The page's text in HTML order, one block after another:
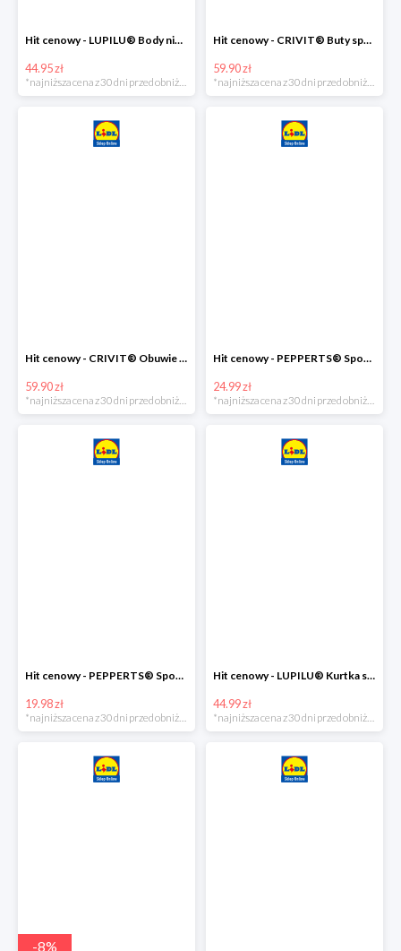
Hit cenowy - LUPILU® Body niemowlęce z biobawełny, z krótkim rękawem, 5 sztuk
44.95 zł
*najniższa cena z 30 dni przed obniżką
Hit cenowy - CRIVIT® Buty sportowe chłopięce WellWalk, 1 para
59.90 zł
*najniższa cena z 30 dni przed obniżką
Hit cenowy - CRIVIT® Obuwie dziewczęce sportowe i na co dzień, 1 para
59.90 zł
Hit cenowy - PEPPERTS® Spodnie dresowe dziewczęce, 1 para
24.99 zł
Hit cenowy - PEPPERTS® Spodnie dresowe chłopięce, 1 para
19.98 zł
Hit cenowy - LUPILU® Kurtka softshell chłopięca, 1 sztuka
44.99 zł
-8%